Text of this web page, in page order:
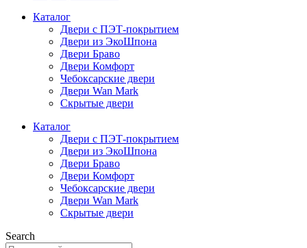
Каталог
Двери с ПЭТ-покрытием
Двери из ЭкоШпона
Двери Браво
Двери Комфорт
Чебоксарские двери
Двери Wan Mark
Скрытые двери
Каталог
Двери с ПЭТ-покрытием
Двери из ЭкоШпона
Двери Браво
Двери Комфорт
Чебоксарские двери
Двери Wan Mark
Скрытые двери
Search